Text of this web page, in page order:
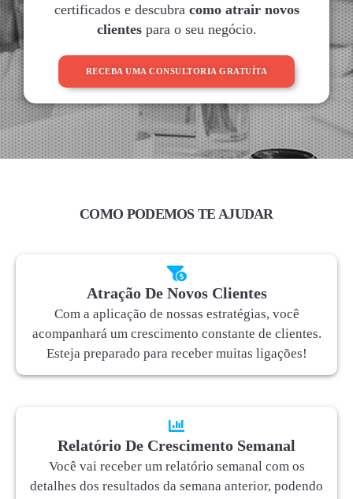
certificados e descubra como atrair novos
clientespara o seu negócio.
RECEBA UMA CONSULTORIA GRATUÍTA
COMO PODEMOS TE AJUDAR
Atração De Novos Clientes
Com a aplicação de nossas estratégias, você
acompanhará um crescimento constante de clientes.
Esteja preparado para receber muitas ligações!
Relatório De Crescimento Semanal
Você vai receber um relatório semanal com os
detalhes dos resultados da semana anterior, podendo